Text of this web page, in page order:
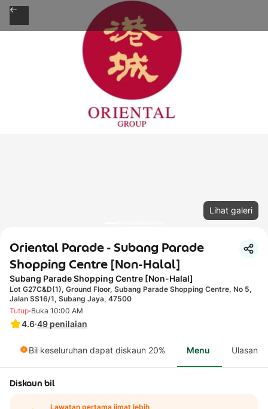
Lihat galeri
Oriental Parade - Subang Parade
Shopping Centre [Non-Halal]
Subang Parade Shopping Centre [Non-Halal]
Lot G27C&D(1), Ground Floor, Subang Parade Shopping Centre, No 5,
Jalan SS16/1, Subang Jaya, 47500
4.6·49 penilaian
Tutup·Buka 10:00 AM
Bil keseluruhan dapat diskaun 20% Menu Ulasan
Diskaun bil
Lawatan pertama jimat lebih